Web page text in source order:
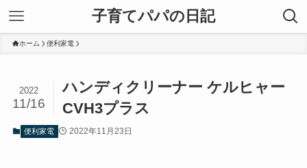
子育てパパの日記
ホーム 便利家電
ハンディクリーナー ケルヒャー
CVH3プラス
2022
11/16
便利家電 2022年11月23日